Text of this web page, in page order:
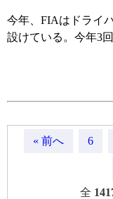
今年、FIAはドライ
設けている。今年3
« 前へ 6
全